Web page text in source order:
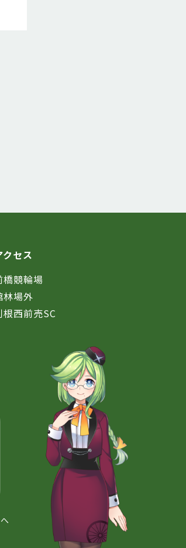
クセス
橋競輪場
林場外
根西前売SC